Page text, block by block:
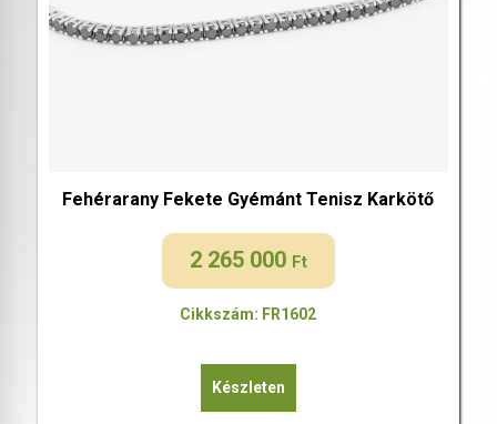
Fehérarany Fekete Gyémánt Tenisz Karkötő
2 265 000 Ft
Cikkszám: FR1602
Készleten